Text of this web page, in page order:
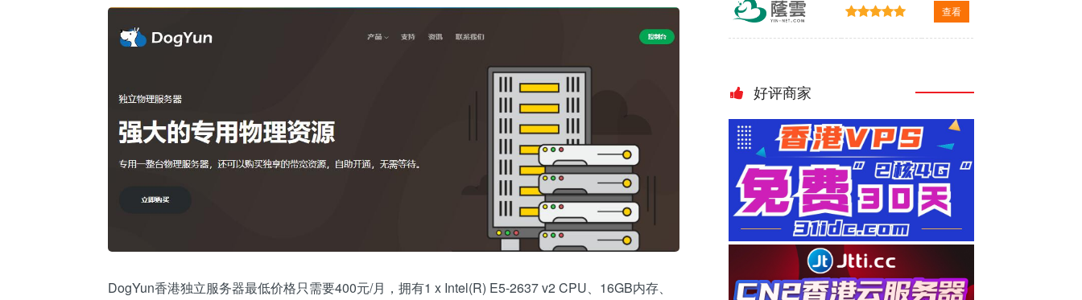
DogYun香港独立服务器最低价格只需要400元/月，拥有1 x Intel(R) E5-2637 v2 CPU、16GB内存、
查看
好评商家